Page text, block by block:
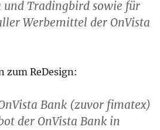
und Tradingbird sowie für
Werbemittel der OnVista
ReDesign:
Bank (zuvor fimatex)
der OnVista Bank in